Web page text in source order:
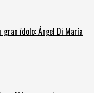
gran ídolo: Ángel Di María